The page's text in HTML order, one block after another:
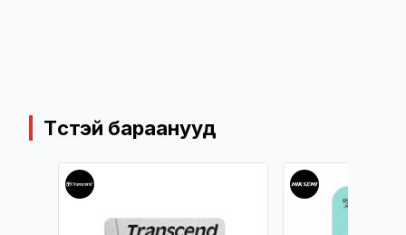
Төстэй бараанууд